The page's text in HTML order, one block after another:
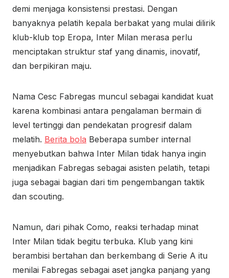
demi menjaga konsistensi prestasi. Dengan
banyaknya pelatih kepala berbakat yang mulai dilirik
klub-klub top Eropa, Inter Milan merasa perlu
menciptakan struktur staf yang dinamis, inovatif,
dan berpikiran maju.
Nama Cesc Fabregas muncul sebagai kandidat kuat
karena kombinasi antara pengalaman bermain di
level tertinggi dan pendekatan progresif dalam
melatih. Berita bola Beberapa sumber internal
menyebutkan bahwa Inter Milan tidak hanya ingin
menjadikan Fabregas sebagai asisten pelatih, tetapi
juga sebagai bagian dari tim pengembangan taktik
dan scouting.
Namun, dari pihak Como, reaksi terhadap minat
Inter Milan tidak begitu terbuka. Klub yang kini
berambisi bertahan dan berkembang di Serie A itu
menilai Fabregas sebagai aset jangka panjang yang